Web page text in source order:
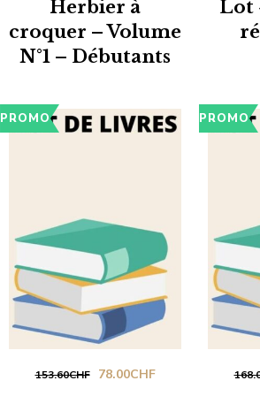
Herbier à
croquer – Volume
N°1 – Débutants
Lot
PROMO
153.60CHF
Le
78.00CHFLe
PROMO